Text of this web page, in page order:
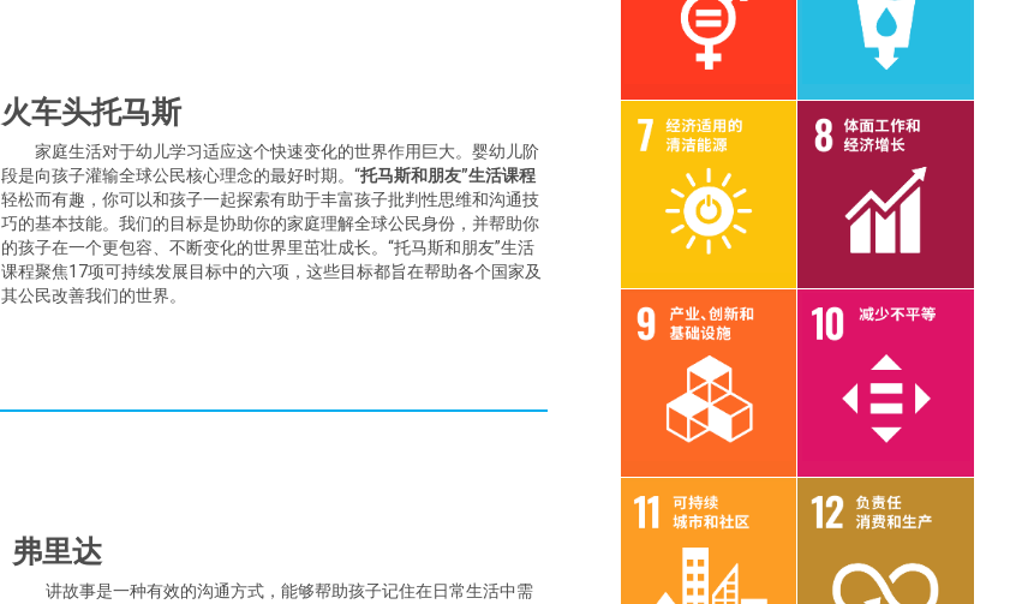
火车头托马斯
家庭生活对于幼儿学习适应这个快速变化的世界作用巨大。婴幼儿阶
段是向孩子灌输全球公民核心理念的最好时期。“托马斯和朋友”生活课程
轻松而有趣，你可以和孩子一起探索有助于丰富孩子批判性思维和沟通技
巧的基本技能。我们的目标是协助你的家庭理解全球公民身份，并帮助你
的孩子在一个更包容、不断变化的世界里茁壮成长。“托马斯和朋友”生活
课程聚焦17项可持续发展目标中的六项，这些目标都旨在帮助各个国家及
其公民改善我们的世界。
弗里达
讲故事是一种有效的沟通方式，能够帮助孩子记住在日常生活中需
目标 5e 目标 6
目标 7 目标 8
目标 9 目标 10
目标 11 目标 12